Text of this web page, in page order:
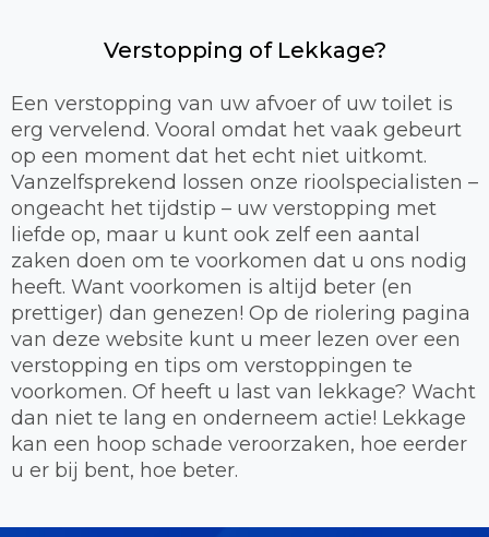
Verstopping of Lekkage?
Een verstopping van uw afvoer of uw toilet is
erg vervelend. Vooral omdat het vaak gebeurt
op een moment dat het echt niet uitkomt.
Vanzelfsprekend lossen onze rioolspecialisten –
ongeacht het tijdstip – uw verstopping met
liefde op, maar u kunt ook zelf een aantal
zaken doen om te voorkomen dat u ons nodig
heeft. Want voorkomen is altijd beter (en
prettiger) dan genezen! Op de riolering pagina
van deze website kunt u meer lezen over een
verstopping en tips om verstoppingen te
voorkomen. Of heeft u last van lekkage? Wacht
dan niet te lang en onderneem actie! Lekkage
kan een hoop schade veroorzaken, hoe eerder
u er bij bent, hoe beter.